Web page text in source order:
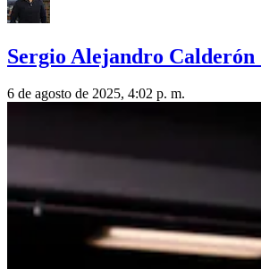
Sergio Alejandro Calderón
6 de agosto de 2025, 4:02 p. m.